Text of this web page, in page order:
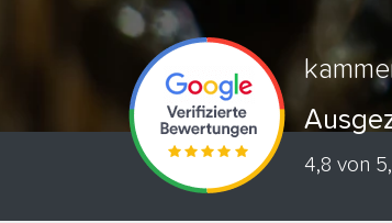
4,8 von